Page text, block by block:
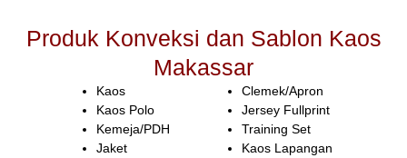
Produk Konveksi dan Sablon Kaos
Makassar
Kaos
Kaos Polo
Kemeja/PDH
Jaket
Clemek/Apron
Jersey Fullprint
Training Set
Kaos Lapangan